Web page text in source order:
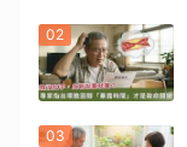
02
03